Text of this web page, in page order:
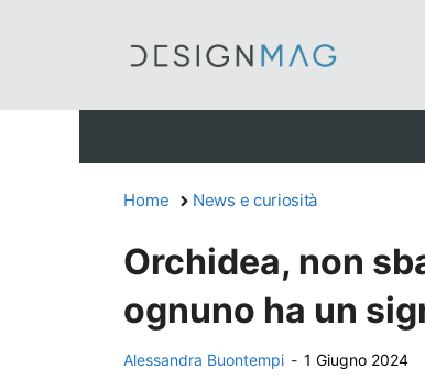
Home News e curiosità
Orchidea, non
ognuno ha un
Alessandra Buontempi - 1 Giugno 2024